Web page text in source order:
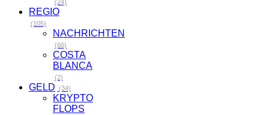
(24)
REGIO
(105)
NACHRICHTEN
(66)
COSTA
BLANCA
(2)
GELD (34)
KRYPTO
FLOPS